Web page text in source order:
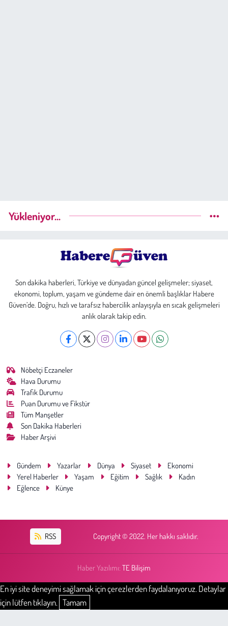
Yükleniyor...
Son dakika haberleri, Türkiye ve dünyadan güncel gelişmeler; siyaset,
ekonomi, toplum, yaşam ve gündeme dair en önemli başlıklar Habere
Güven’de. Doğru, hızlı ve tarafsız habercilik anlayışıyla en sıcak gelişmeleri
anlık olarak takip edin.
Nöbetçi Eczaneler
Hava Durumu
Trafik Durumu
Puan Durumu ve Fikstür
Tüm Manşetler
Son Dakika Haberleri
Haber Arşivi
Gündem Yazarlar Dünya Siyaset
Ekonomi
Yerel Haberler
Yaşam Eğitim Sağlık
Kadın
Eğlence
Künye
RSS Copyright © 2022. Her hakkı saklıdır.
Haber Yazılımı: TE Bilişim
En iyi site deneyimi sağlamak için çerezlerden faydalanıyoruz. Detaylar
için lütfen tıklayın. Tamam